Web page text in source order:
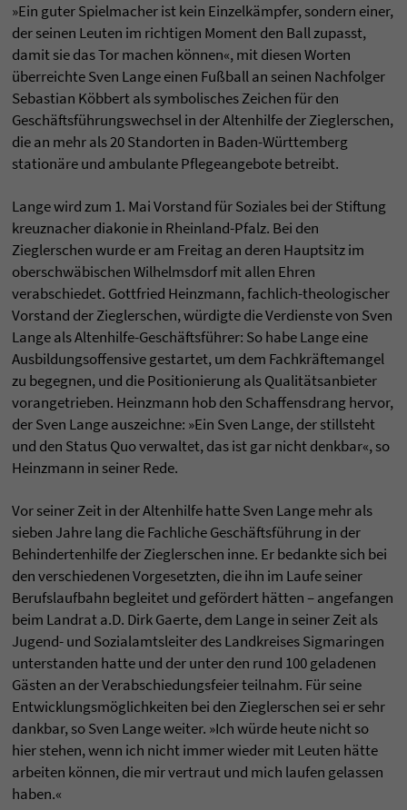
»Ein guter Spielmacher ist kein Einzel­kämpfer, sondern einer,
der seinen Leuten im richtigen Moment den Ball zupasst,
damit sie das Tor machen können«, mit diesen Worten
überreichte Sven Lange einen Fußball an seinen Nachfolger
Sebastian Köbbert als symbolisches Zeichen für den
Geschäfts­führungswechsel in der Alten­hilfe der Zieglerschen,
die an mehr als 20 Stand­orten in Baden-Württemberg
stationäre und ambulante Pflege­angebote betreibt.
Lange wird zum 1. Mai Vorstand für Soziales bei der Stiftung
kreuznacher diakonie in Rheinland-Pfalz. Bei den
Zieglerschen wurde er am Freitag an deren Hauptsitz im
ober­schwäbischen Wilhelms­dorf mit allen Ehren
verabschiedet. Gottfried Heinzmann, fachlich-theologischer
Vorstand der Zieglerschen, würdigte die Verdienste von Sven
Lange als Alten­hilfe-Geschäfts­führer: So habe Lange eine
Ausbildungsoffensive gestartet, um dem Fachkräftemangel
zu begegnen, und die Positionierung als Qualitätsa­nbieter
voran­getrieben. Heinzmann hob den Schaffens­drang hervor,
der Sven Lange auszeichne: »Ein Sven Lange, der still­steht
und den Status Quo verwaltet, das ist gar nicht denkbar«, so
Heinzmann in seiner Rede.
Vor seiner Zeit in der Altenhilfe hatte Sven Lange mehr als
sieben Jahre lang die Fachliche Geschäfts­führung in der
Behindertenhilfe der Zieglerschen inne. Er bedankte sich bei
den verschiedenen Vorgesetzten, die ihn im Laufe seiner
Berufs­laufbahn begleitet und gefördert hätten – angefangen
beim Landrat a.D. Dirk Gaerte, dem Lange in seiner Zeit als
Jugend- und Sozialamts­leiter des Land­kreises Sigmaringen
unter­standen hatte und der unter den rund 100 geladenen
Gästen an der Verabschiedungs­feier teilnahm. Für seine
Entwicklungs­möglichkeiten bei den Zieglerschen sei er sehr
dankbar, so Sven Lange weiter. »Ich würde heute nicht so
hier stehen, wenn ich nicht immer wieder mit Leuten hätte
arbeiten können, die mir vertraut und mich laufen gelassen
haben.«